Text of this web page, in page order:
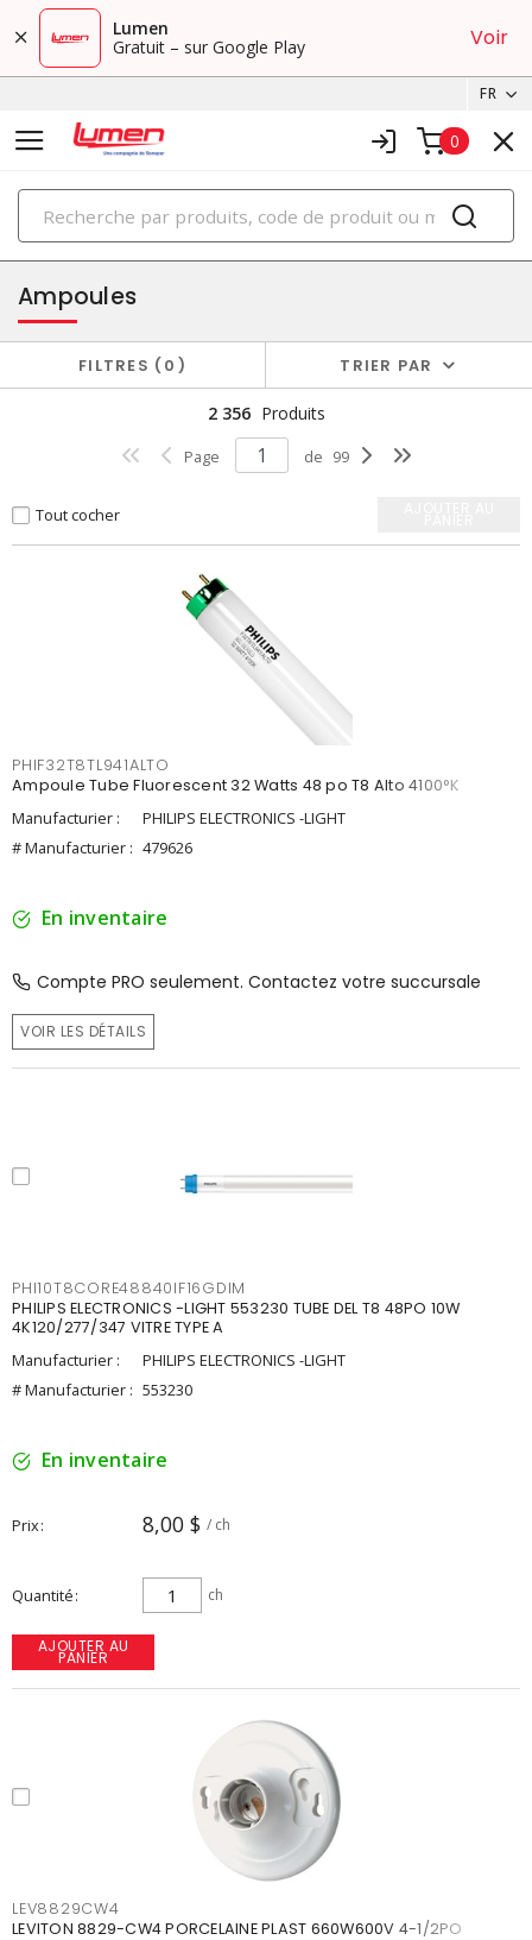
Lumen
Gratuit – sur Google Play
Voir
FR
0
PRODUITS
éclairage
Ampoules
FILTRES 0 TRIER PAR
2 356 Produits
Page de 99
Tout cocher
PHIF32T8TL941ALTO
Ampoule Tube Fluorescent 32 Watts 48 po T8 Alto 4100°K
Manufacturier :
PHILIPS ELECTRONICS -LIGHT
# Manufacturier : 479626
En inventaire
Compte PRO seulement. Contactez votre succursale
VOIR LES DÉTAILS
PHI10T8CORE48840IF16GDIM
PHILIPS ELECTRONICS -LIGHT 553230 TUBE DEL T8 48PO 10W
4K120/277/347 VITRE TYPE A
Manufacturier :
PHILIPS ELECTRONICS -LIGHT
# Manufacturier : 553230
En inventaire
Prix 8,00 $ / ch
Quantité ch
AJOUTER AU
PANIER
LEV8829CW4
LEVITON 8829-CW4 PORCELAINE PLAST 660W600V 4-1/2PO